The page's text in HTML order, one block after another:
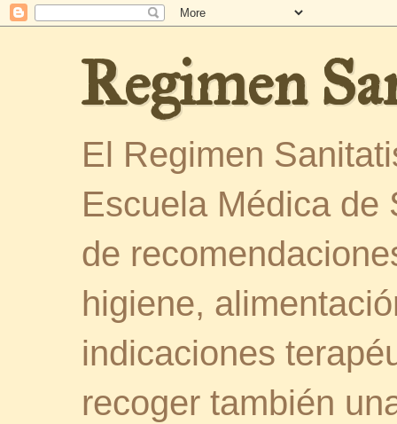
Regimen
El Regimen
Escuela Médica de
de
higiene,
indicaciones
recoger también